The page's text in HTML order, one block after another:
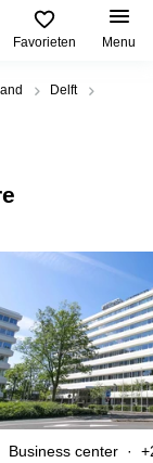
Favorieten Menu
Delft
Business center